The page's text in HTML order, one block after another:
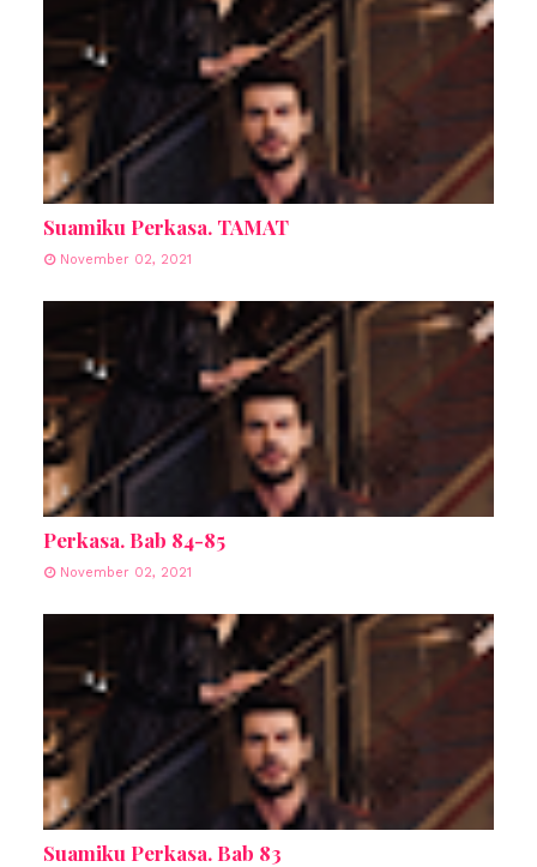
Suamiku Perkasa. TAMAT
November 02, 2021
Perkasa. Bab 84-85
November 02, 2021
Suamiku Perkasa. Bab 83